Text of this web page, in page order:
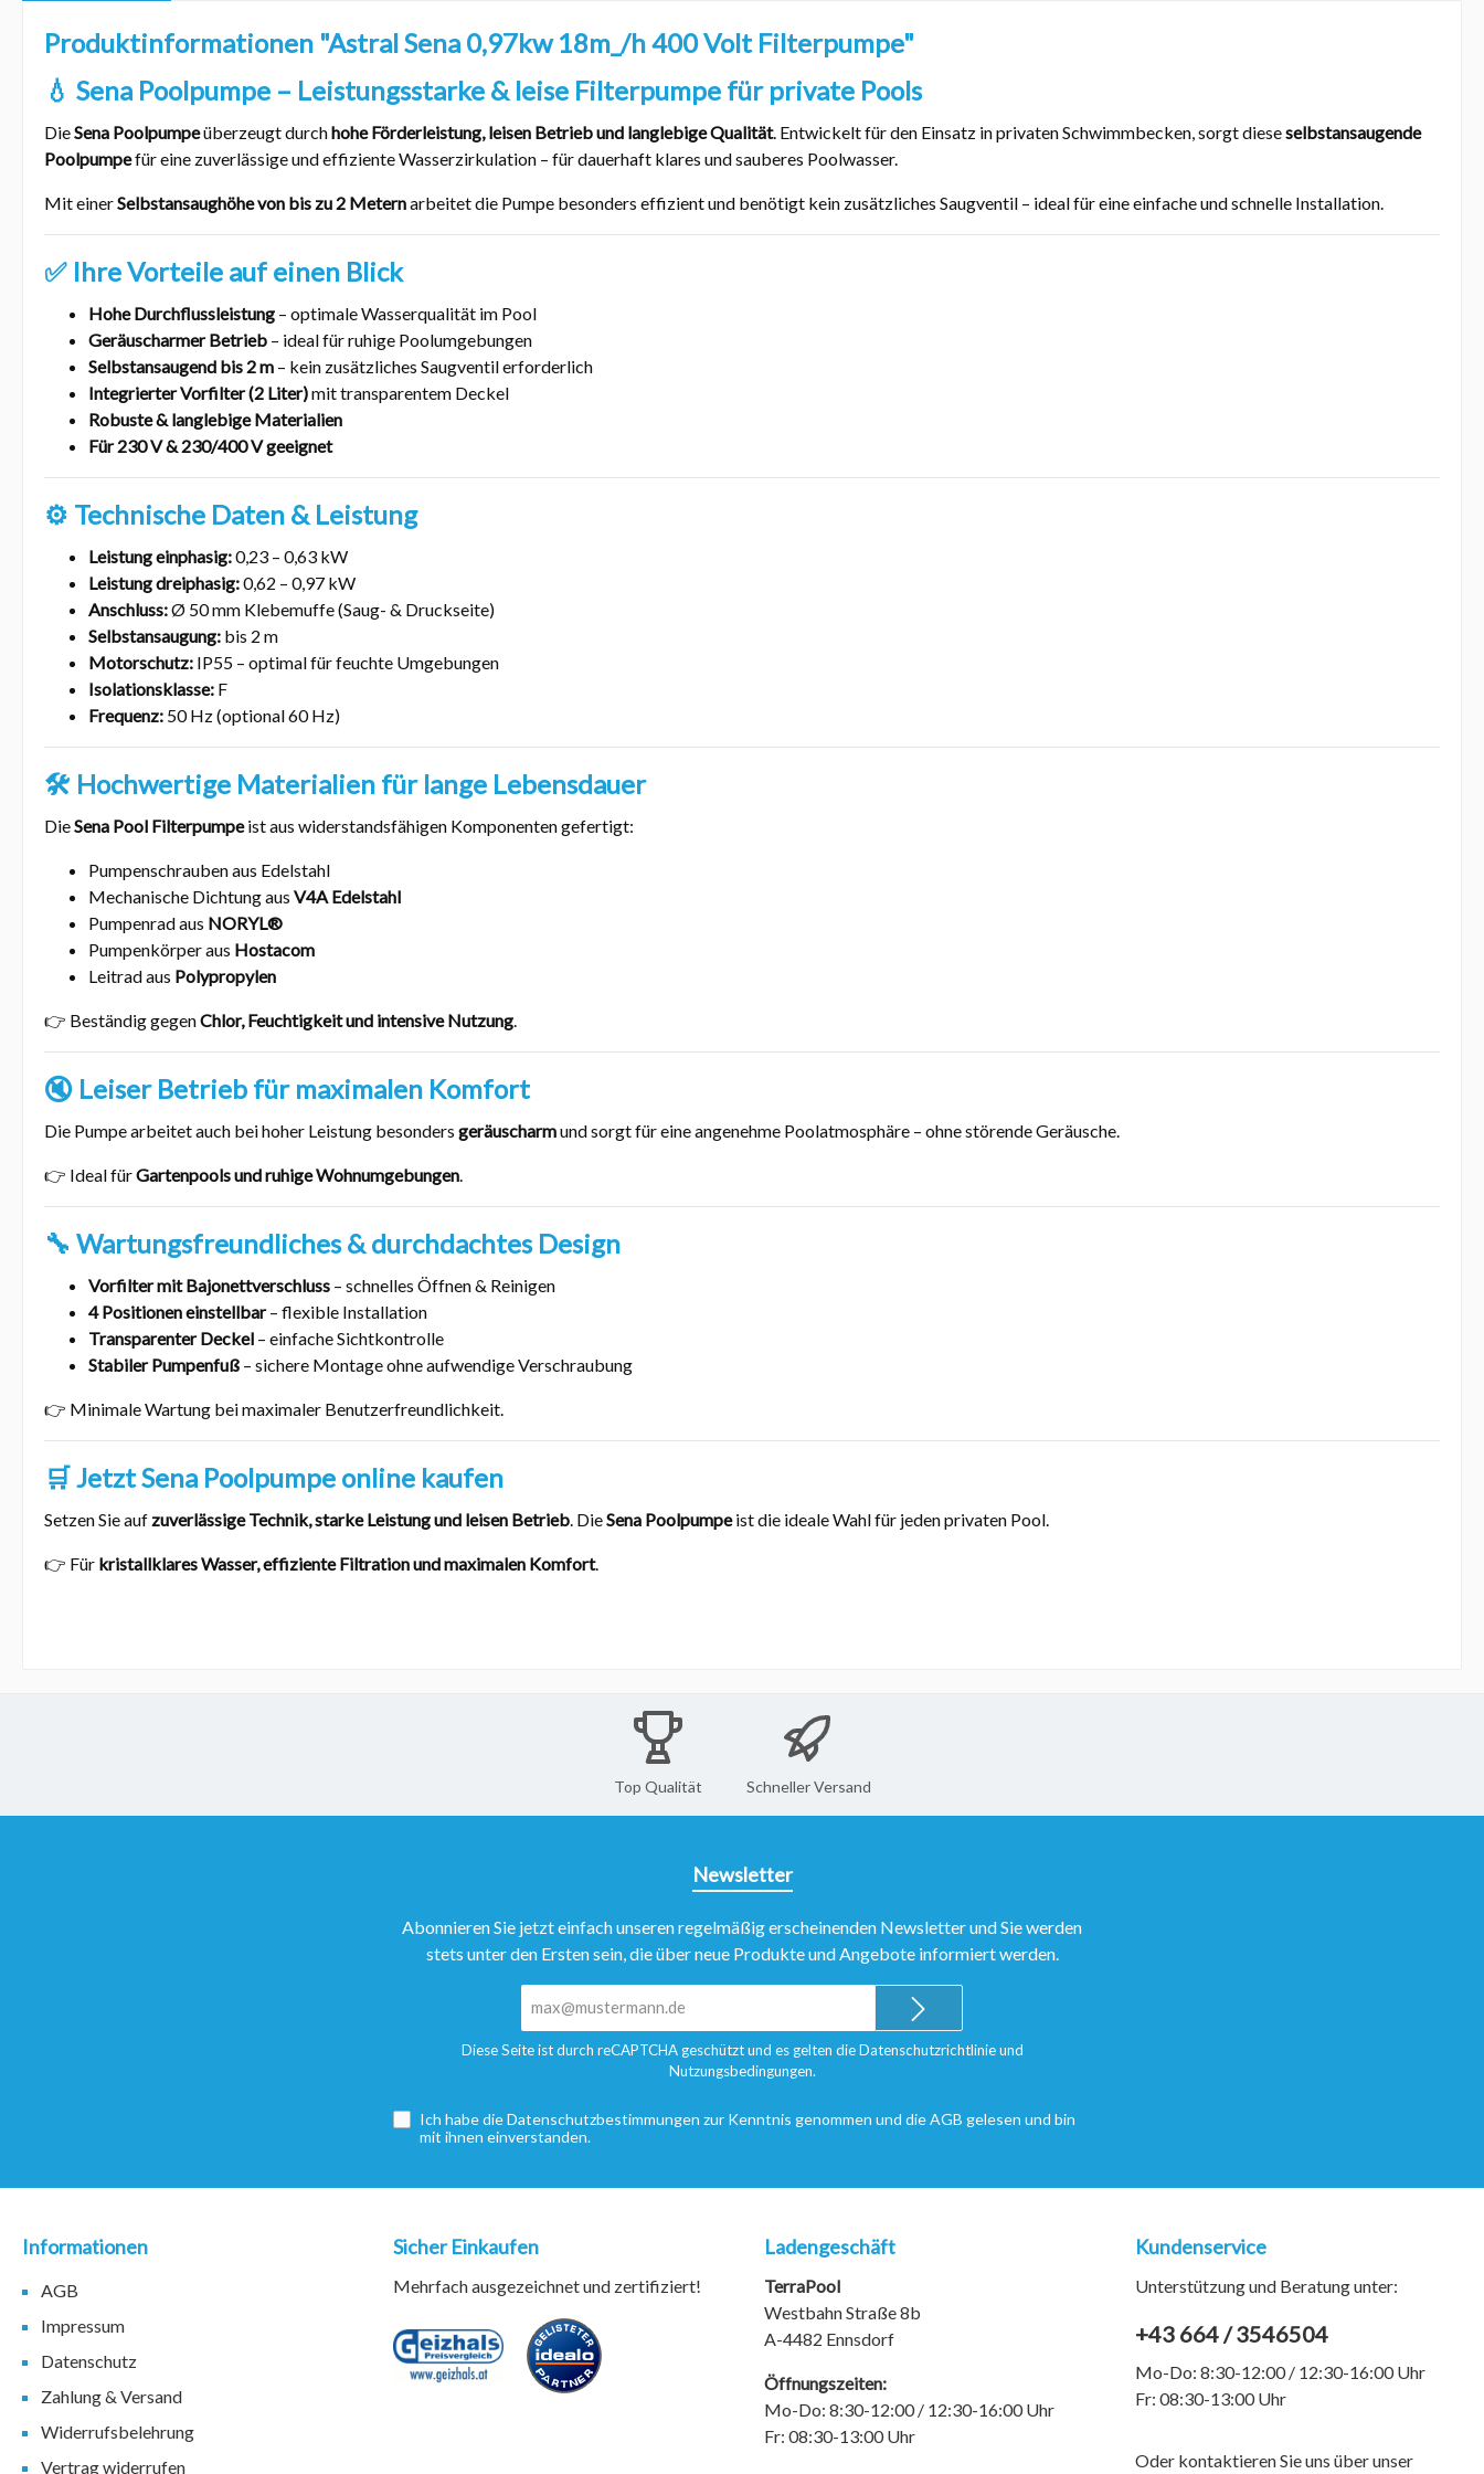
Produktinformationen "Astral Sena 0,97kw 18m_/h 400 Volt Filterpumpe"
💧 Sena Poolpumpe – Leistungsstarke & leise Filterpumpe für private Pools
DieSena Poolpumpeüberzeugt durchhohe Förderleistung, leisen Betrieb und langlebige Qualität. Entwickelt für den Einsatz in privaten Schwimmbecken, sorgt dieseselbstansaugende
Poolpumpefür eine zuverlässige und effiziente Wasserzirkulation – für dauerhaft klares und sauberes Poolwasser.
Mit einerSelbstansaughöhe von bis zu 2 Meternarbeitet die Pumpe besonders effizient und benötigt kein zusätzliches Saugventil – ideal für eine einfache und schnelle Installation.
✅ Ihre Vorteile auf einen Blick
Hohe Durchflussleistung – optimale Wasserqualität im Pool
Geräuscharmer Betrieb – ideal für ruhige Poolumgebungen
Selbstansaugend bis 2 m – kein zusätzliches Saugventil erforderlich
Integrierter Vorfilter (2 Liter)mit transparentem Deckel
Robuste & langlebige Materialien
Für 230 V & 230/400 V geeignet
⚙️ Technische Daten & Leistung
Leistung einphasig:0,23 – 0,63 kW
Leistung dreiphasig:0,62 – 0,97 kW
Anschluss:Ø 50 mm Klebemuffe (Saug- & Druckseite)
Selbstansaugung: bis 2 m
Motorschutz: IP55 – optimal für feuchte Umgebungen
Isolationsklasse: F
Frequenz: 50 Hz (optional 60 Hz)
🛠️ Hochwertige Materialien für lange Lebensdauer
DieSena Pool Filterpumpeist aus widerstandsfähigen Komponenten gefertigt:
Pumpenschrauben aus Edelstahl
Mechanische Dichtung aus V4A Edelstahl
Pumpenrad aus NORYL®
Pumpenkörper aus Hostacom
Leitrad aus Polypropylen
👉 Beständig gegenChlor, Feuchtigkeit und intensive Nutzung.
🔇 Leiser Betrieb für maximalen Komfort
Die Pumpe arbeitet auch bei hoher Leistung besonders geräuscharmund sorgt für eine angenehme Poolatmosphäre – ohne störende Geräusche.
👉 Ideal fürGartenpools und ruhige Wohnumgebungen.
🔧 Wartungsfreundliches & durchdachtes Design
Vorfilter mit Bajonettverschluss – schnelles Öffnen & Reinigen
4 Positionen einstellbar– flexible Installation
Transparenter Deckel – einfache Sichtkontrolle
Stabiler Pumpenfuß – sichere Montage ohne aufwendige Verschraubung
👉 Minimale Wartung bei maximaler Benutzerfreundlichkeit.
🛒 Jetzt Sena Poolpumpe online kaufen
Setzen Sie auf zuverlässige Technik, starke Leistung und leisen Betrieb. DieSena Poolpumpeist die ideale Wahl für jeden privaten Pool.
👉 Für kristallklares Wasser, effiziente Filtration und maximalen Komfort.
Top Qualität Schneller Versand
Newsletter
Abonnieren Sie jetzt einfach unseren regelmäßig erscheinenden Newsletter und Sie werden
stets unter den Ersten sein, die über neue Produkte und Angebote informiert werden.
Adresse*
Diese Seite ist durch reCAPTCHA geschützt und es gelten dieDatenschutzrichtlinieund
Nutzungsbedingungen.
Ich habe dieDatenschutzbestimmungen zur Kenntnis genommen und dieAGB gelesen und bin
mit ihnen einverstanden.
Kundenservice
Unterstützung und Beratung unter:
+43 664 / 3546504
Mo-Do: 8:30-12:00 / 12:30-16:00 Uhr
Fr: 08:30-13:00 Uhr
Oder kontaktieren Sie uns über unser
Informationen
AGB
Impressum
Datenschutz
Zahlung & Versand
Widerrufsbelehrung
Vertrag widerrufen
Sicher Einkaufen
Mehrfach ausgezeichnet und zertifiziert!
Ladengeschäft
TerraPool
Westbahn Straße 8b
A-4482 Ennsdorf
Öffnungszeiten:
Mo-Do: 8:30-12:00 / 12:30-16:00 Uhr
Fr: 08:30-13:00 Uhr